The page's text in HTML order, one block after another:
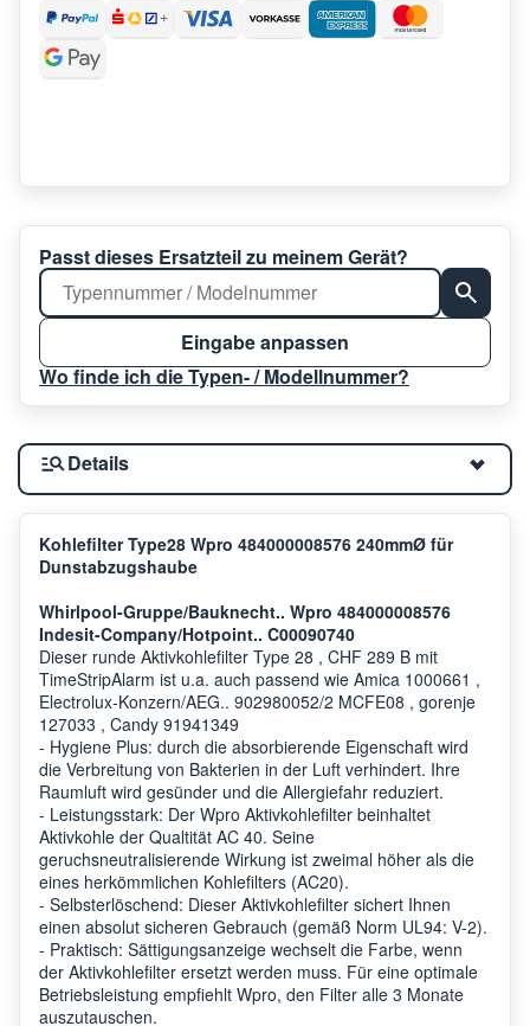
Passt dieses Ersatzteil zu meinem Gerät?
Eingabe anpassen
Wo finde ich die Typen- / Modellnummer?
Details
Kohlefilter Type28 Wpro 484000008576 240mmØ für
Dunstabzugshaube
Whirlpool-Gruppe/Bauknecht.. Wpro 484000008576
Indesit-Company/Hotpoint.. C00090740
Dieser runde Aktivkohlefilter Type 28 , CHF 289 B mit
TimeStripAlarm ist u.a. auch passend wie Amica 1000661 ,
Electrolux-Konzern/AEG.. 902980052/2 MCFE08 , gorenje
127033 , Candy 91941349
- Hygiene Plus: durch die absorbierende Eigenschaft wird
die Verbreitung von Bakterien in der Luft verhindert. Ihre
Raumluft wird gesünder und die Allergiefahr reduziert.
- Leistungsstark: Der Wpro Aktivkohlefilter beinhaltet
Aktivkohle der Qualtität AC 40. Seine
geruchsneutralisierende Wirkung ist zweimal höher als die
eines herkömmlichen Kohlefilters (AC20).
- Selbsterlöschend: Dieser Aktivkohlefilter sichert Ihnen
einen absolut sicheren Gebrauch (gemäß Norm UL94: V-2).
- Praktisch: Sättigungsanzeige wechselt die Farbe, wenn
der Aktivkohlefilter ersetzt werden muss. Für eine optimale
Betriebsleistung empfiehlt Wpro, den Filter alle 3 Monate
auszutauschen.